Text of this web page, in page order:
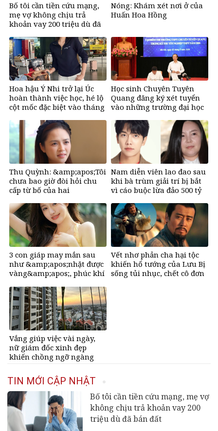
Bố tôi cần tiền cứu mạng,
mẹ vợ không chịu trả
khoản vay 200 triệu dù đã
Nóng: Khám xét nơi ở của
Huấn Hoa Hồng
Hoa hậu Ý Nhi trở lại Úc
hoàn thành việc học, hé lộ
cột mốc đặc biệt vào tháng
Học sinh Chuyên Tuyên
Quang đăng ký xét tuyển
vào những trường đại học
Thu Quỳnh: &amp;apos;Tôi
chưa bao giờ đòi hỏi chu
cấp từ bố của hai
Nam diễn viên lao đao sau
khi bà trùm giải trí bị bắt
vì cáo buộc lừa đảo 500 tỷ
3 con giáp may mắn sau
như &amp;apos;nhặt được
vàng&amp;apos;, phúc khí
một đêm sau ngày 6/8/2026
Vết nhơ phản cha hại tộc
khiến hổ tướng của Lưu Bị
sống tủi nhục, chết cô đơn
Vắng giúp việc vài ngày,
nữ giám đốc xinh đẹp
khiến chồng ngỡ ngàng
TIN MỚI CẬP NHẬT
Bố tôi cần tiền cứu mạng, mẹ vợ
không chịu trả khoản vay 200
triệu dù đã bán đất